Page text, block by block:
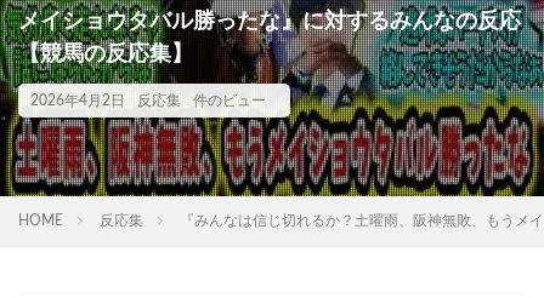
メイショウタバル勝ったな』に対するみんなの反応
【競馬の反応集】
2026年4月2日 反応集 件のビュー
HOME 反応集 『みんなは信じ切れるか？土曜雨、阪神無敗、もうメ